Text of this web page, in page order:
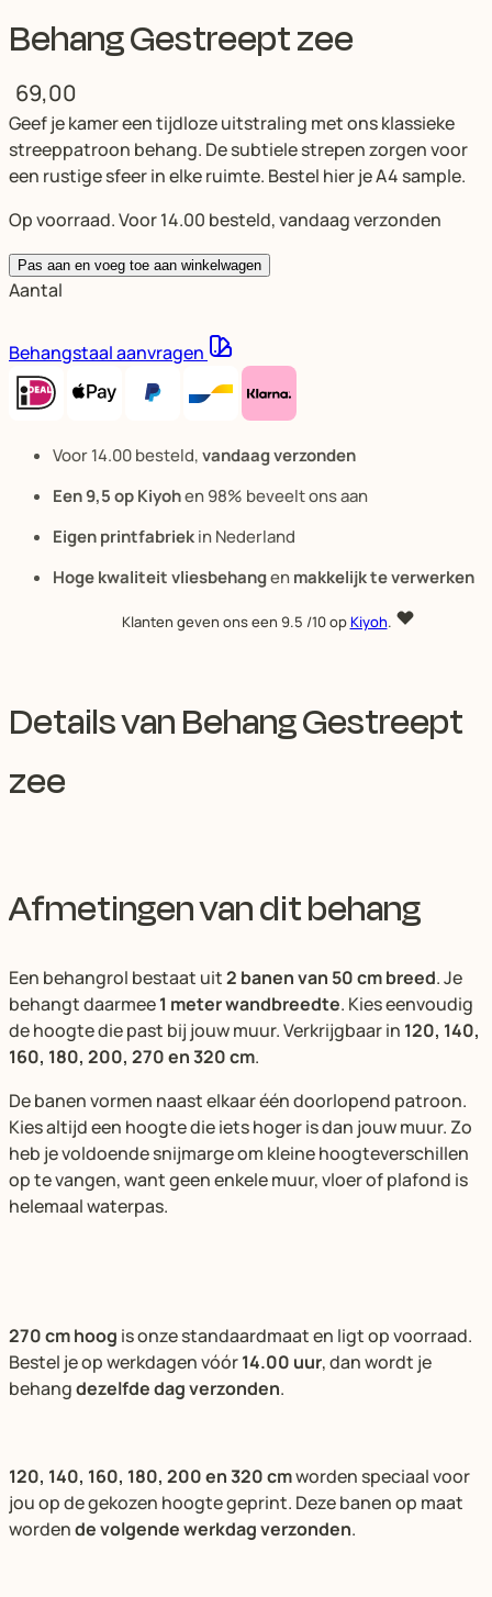
Behang Gestreept zee
69,00
Geef je kamer een tijdloze uitstraling met ons klassieke
streeppatroon behang. De subtiele strepen zorgen voor
een rustige sfeer in elke ruimte. Bestel hier je A4 sample.
Op voorraad. Voor 14.00 besteld, vandaag verzonden
Pas aan en voeg toe aan winkelwagen
Aantal
Behangstaal aanvragen
Voor 14.00 besteld,vandaag verzonden
Een 9,5 op Kiyohen 98% beveelt ons aan
Eigen printfabriekin Nederland
Hoge kwaliteit vliesbehangenmakkelijk te verwerken
Klanten geven ons een 9.5 /10 opKiyoh.
Details van Behang Gestreept
zee
Afmetingen van dit behang
Een behangrol bestaat uit2 banen van 50 cm breed. Je
behangt daarmee1 meter wandbreedte. Kies eenvoudig
de hoogte die past bij jouw muur. Verkrijgbaar in 120, 140,
160, 180, 200, 270 en 320 cm.
De banen vormen naast elkaar één doorlopend patroon.
Kies altijd een hoogte die iets hoger is dan jouw muur. Zo
heb je voldoende snijmarge om kleine hoogteverschillen
op te vangen, want geen enkele muur, vloer of plafond is
helemaal waterpas.
270 cm hoog is onze standaardmaat en ligt op voorraad.
Bestel je op werkdagen vóór14.00 uur, dan wordt je
behangdezelfde dag verzonden.
120, 140, 160, 180, 200 en 320 cmworden speciaal voor
jou op de gekozen hoogte geprint. Deze banen op maat
wordende volgende werkdag verzonden.